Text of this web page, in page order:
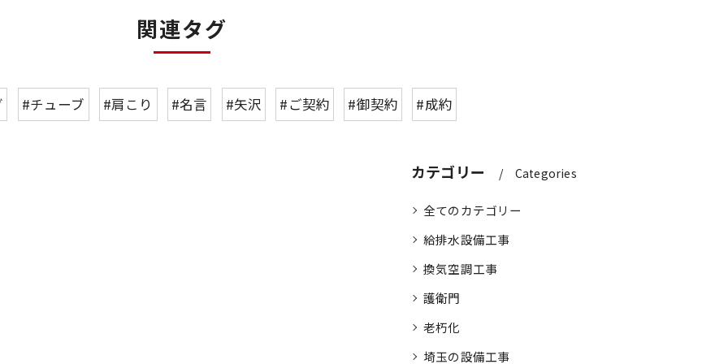
関連タグ
#チューブ #肩こり #名言 #矢沢 #ご契約 #御契約 #成約
カテゴリー Categories
全てのカテゴリー
給排水設備工事
換気空調工事
護衛門
老朽化
埼玉の設備工事